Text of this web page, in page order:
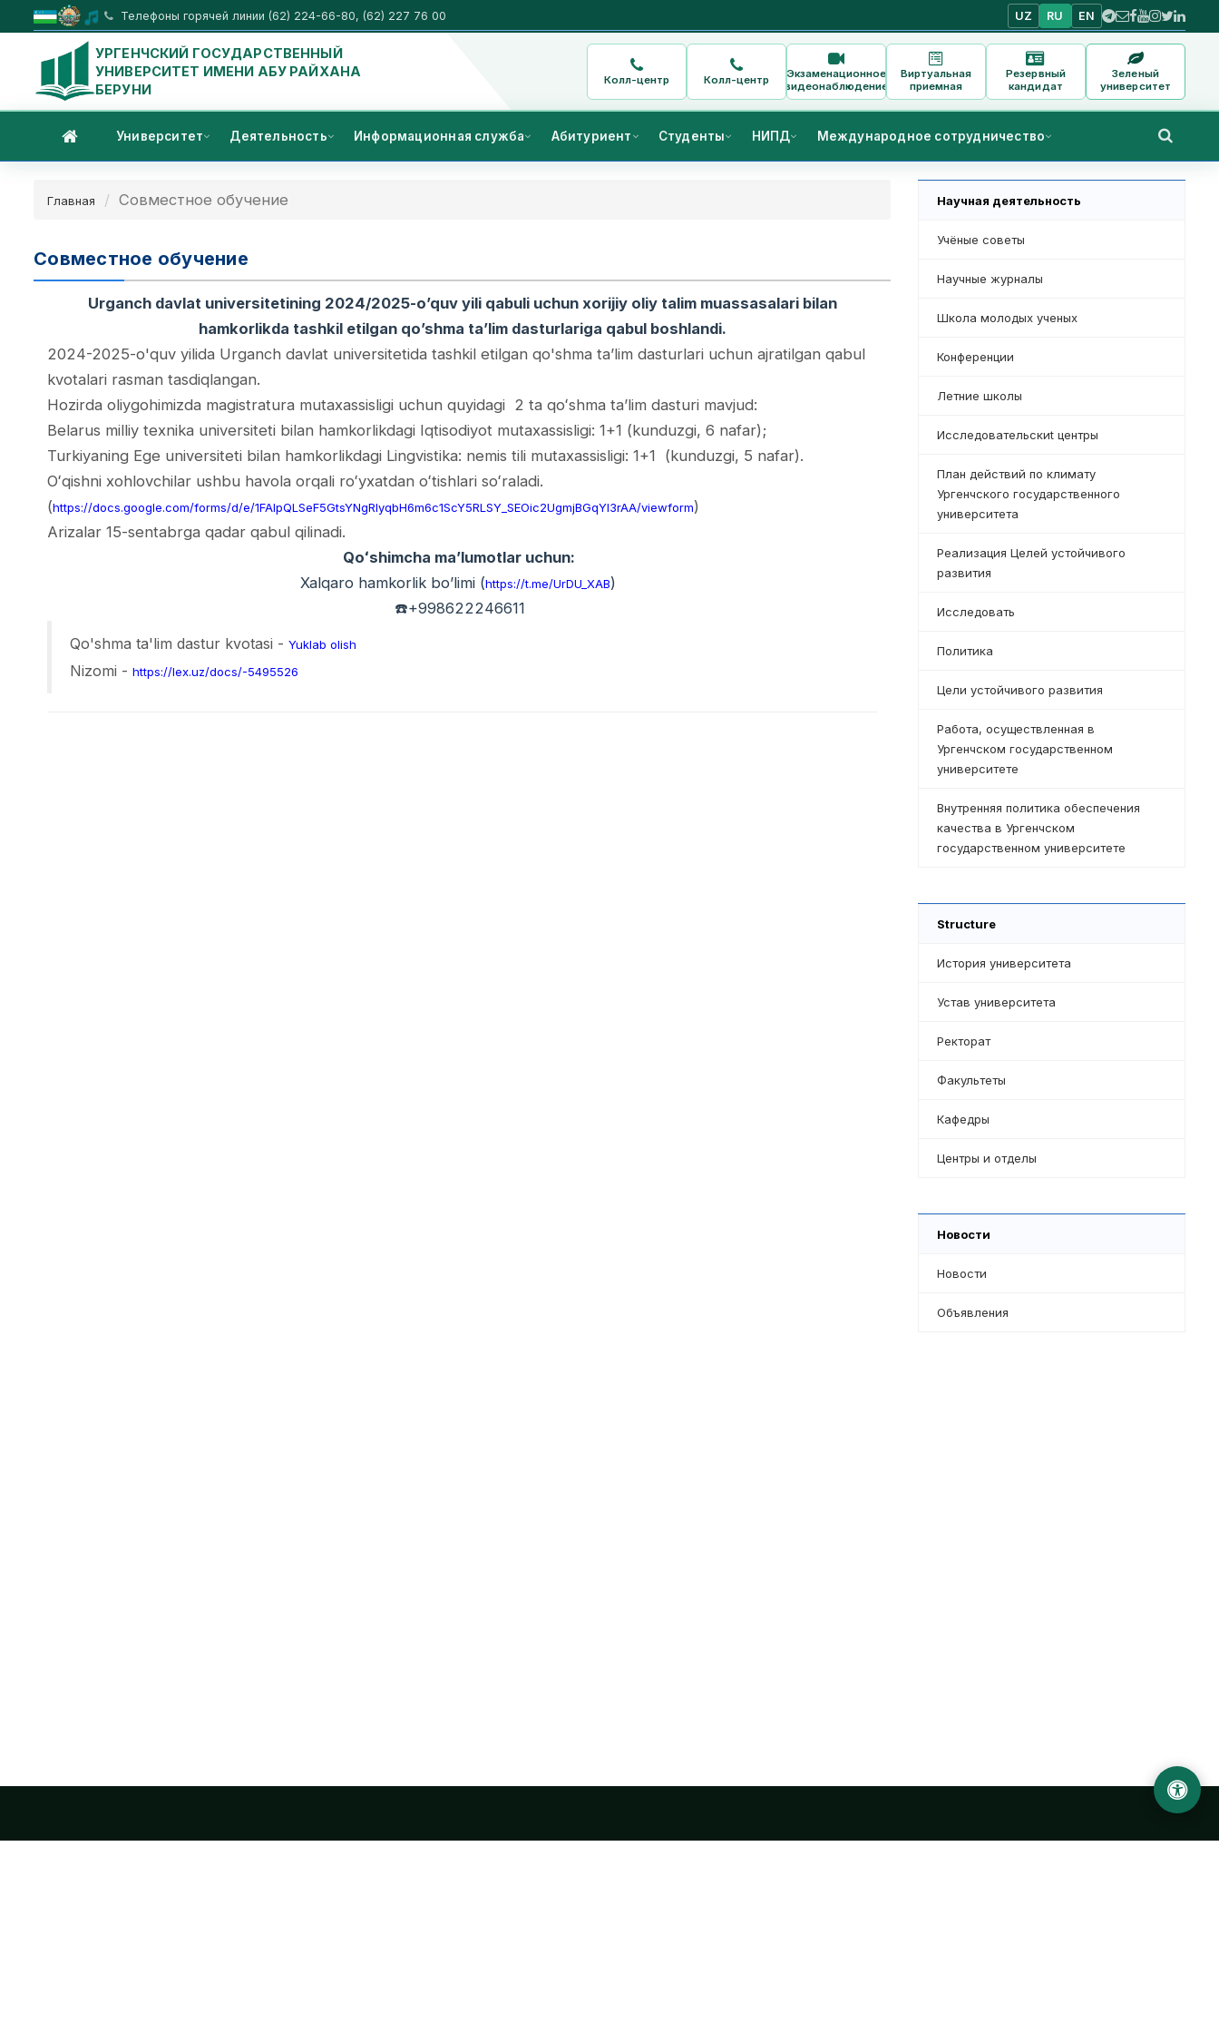
Телефоны горячей линии (62) 224-66-80, (62) 227 76 00 UZ RU EN
УРГЕНЧСКИЙ ГОСУДАРСТВЕННЫЙ
УНИВЕРСИТЕТ ИМЕНИ АБУ РАЙХАНА
БЕРУНИ
Колл-центр Колл-центр
Экзаменационное
видеонаблюдение
Виртуальная
приемная
Резервный
кандидат
Зеленый
университет
Университет Деятельность Информационная служба Абитуриент Студенты НИПД Международное сотрудничество
Главная Совместное обучение
Совместное обучение
Urganch davlat universitetining 2024/2025-o’quv yili qabuli uchun xorijiy oliy talim muassasalari bilan
hamkorlikda tashkil etilgan qo’shma ta’lim dasturlariga qabul boshlandi.
2024-2025-o'quv yilida Urganch davlat universitetida tashkil etilgan qo'shma taʼlim dasturlari uchun ajratilgan qabul
kvotalari rasman tasdiqlangan.
Hozirda oliygohimizda magistratura mutaxassisligi uchun quyidagi 2 ta qoʻshma ta’lim dasturi mavjud:
Belarus milliy texnika universiteti bilan hamkorlikdagi Iqtisodiyot mutaxassisligi: 1+1 (kunduzgi, 6 nafar);
Turkiyaning Ege universiteti bilan hamkorlikdagi Lingvistika: nemis tili mutaxassisligi: 1+1 (kunduzgi, 5 nafar).
Oʻqishni xohlovchilar ushbu havola orqali roʻyxatdan oʻtishlari soʻraladi.
(https://docs.google.com/forms/d/e/1FAIpQLSeF5GtsYNgRIyqbH6m6c1ScY5RLSY_SEOic2UgmjBGqYl3rAA/viewform)
Arizalar 15-sentabrga qadar qabul qilinadi.
Qoʻshimcha ma’lumotlar uchun:
Xalqaro hamkorlik bo’limi (https://t.me/UrDU_XAB)
☎️+998622246611
Qo'shma ta'lim dastur kvotasi - Yuklab olish
Nizomi - https://lex.uz/docs/-5495526
Научная деятельность
Учёные советы
Научные журналы
Школа молодых ученых
Конференции
Летние школы
Исследовательскиt центры
План действий по климату
Ургенчского государственного
университета
Реализация Целей устойчивого
развития
Исследовать
Политика
Цели устойчивого развития
Работа, осуществленная в
Ургенчском государственном
университете
Внутренняя политика обеспечения
качества в Ургенчском
государственном университете
Structure
История университета
Устав университета
Ректорат
Факультеты
Кафедры
Центры и отделы
Новости
Новости
Объявления